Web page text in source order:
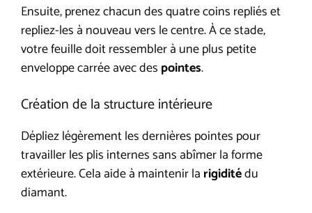
Ensuite, prenez chacun des quatre coins repliés et
repliez-les à nouveau vers le centre. À ce stade,
votre feuille doit ressembler à une plus petite
enveloppe carrée avec des pointes.
Création de la structure intérieure
Dépliez légèrement les dernières pointes pour
travailler les plis internes sans abîmer la forme
extérieure. Cela aide à maintenir la rigiditédu
diamant.